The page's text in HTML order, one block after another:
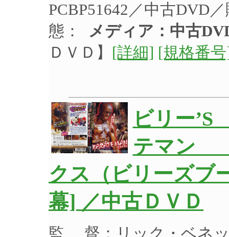
PCBP51642／中古DVD
態：
メディア：中古
ＤＶＤ】 [詳細] [規格番
ビリー
テマン
クス（ビリーズ
幕] ／中古ＤＶＤ
監 督：リック・ベネ